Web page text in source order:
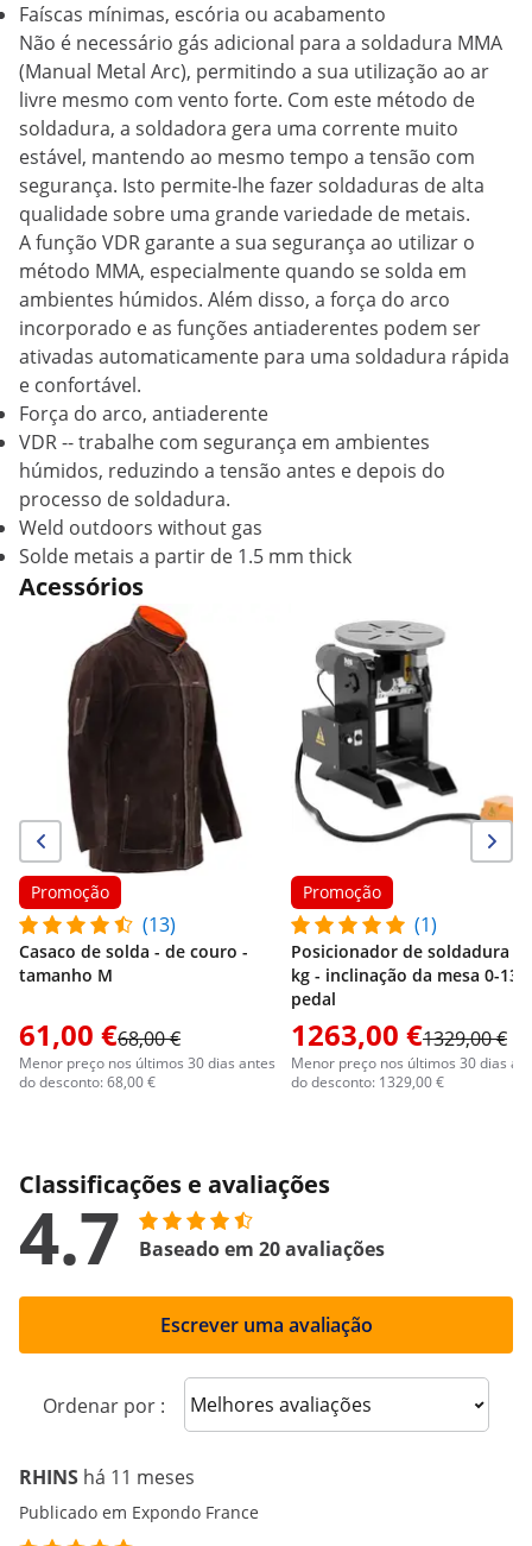
Faíscas mínimas, escória ou acabamento
Não é necessário gás adicional para a soldadura MMA
(Manual Metal Arc), permitindo a sua utilização ao ar
livre mesmo com vento forte. Com este método de
soldadura, a soldadora gera uma corrente muito
estável, mantendo ao mesmo tempo a tensão com
segurança. Isto permite-lhe fazer soldaduras de alta
qualidade sobre uma grande variedade de metais.
A função VDR garante a sua segurança ao utilizar o
método MMA, especialmente quando se solda em
ambientes húmidos. Além disso, a força do arco
incorporado e as funções antiaderentes podem ser
ativadas automaticamente para uma soldadura rápida
e confortável.
Força do arco, antiaderente
VDR -- trabalhe com segurança em ambientes
húmidos, reduzindo a tensão antes e depois do
processo de soldadura.
Weld outdoors without gas
Solde metais a partir de 1.5 mm thick
Acessórios
Promoção
(13)
Casaco de solda - de couro -
tamanho M
61,00 €68,00 €
Menor preço nos últimos 30 dias antes
do desconto: 68,00 €
Promoção
(1)
Posicionador de soldadura -
kg - inclinação da mesa 0-
pedal
1263,00 €1329,00 €
Menor preço nos últimos 30 dias
do desconto: 1329,00 €
Classificações e avaliações
4.7 Baseado em 20 avaliações
Escrever uma avaliação
Ordenar por : Sort reviews
RHINS há 11 meses
Publicado em Expondo France